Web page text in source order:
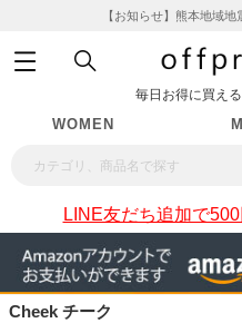
【お知らせ】熊本地域
毎日お得に買え
WOMEN
LINE友だち追加で
Cheek チーク